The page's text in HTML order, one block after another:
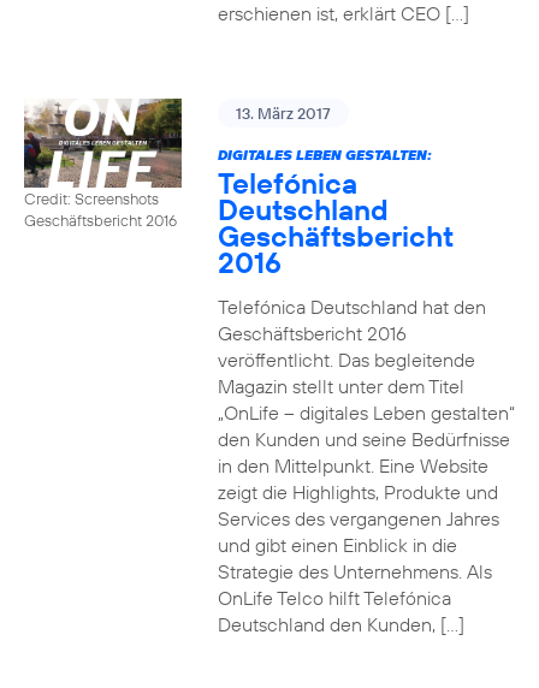
erschienen ist, erklärt CEO […]
Credit: Screenshots
Geschäftsbericht 2016
13. März 2017
DIGITALES LEBEN GESTALTEN:
Telefónica
Deutschland
Geschäftsbericht
2016
Telefónica Deutschland hat den
Geschäftsbericht 2016
veröffentlicht. Das begleitende
Magazin stellt unter dem Titel
„OnLife – digitales Leben gestalten“
den Kunden und seine Bedürfnisse
in den Mittelpunkt. Eine Website
zeigt die Highlights, Produkte und
Services des vergangenen Jahres
und gibt einen Einblick in die
Strategie des Unternehmens. Als
OnLife Telco hilft Telefónica
Deutschland den Kunden, […]